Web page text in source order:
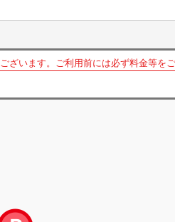
います。ご利用前には必ず料金等をご